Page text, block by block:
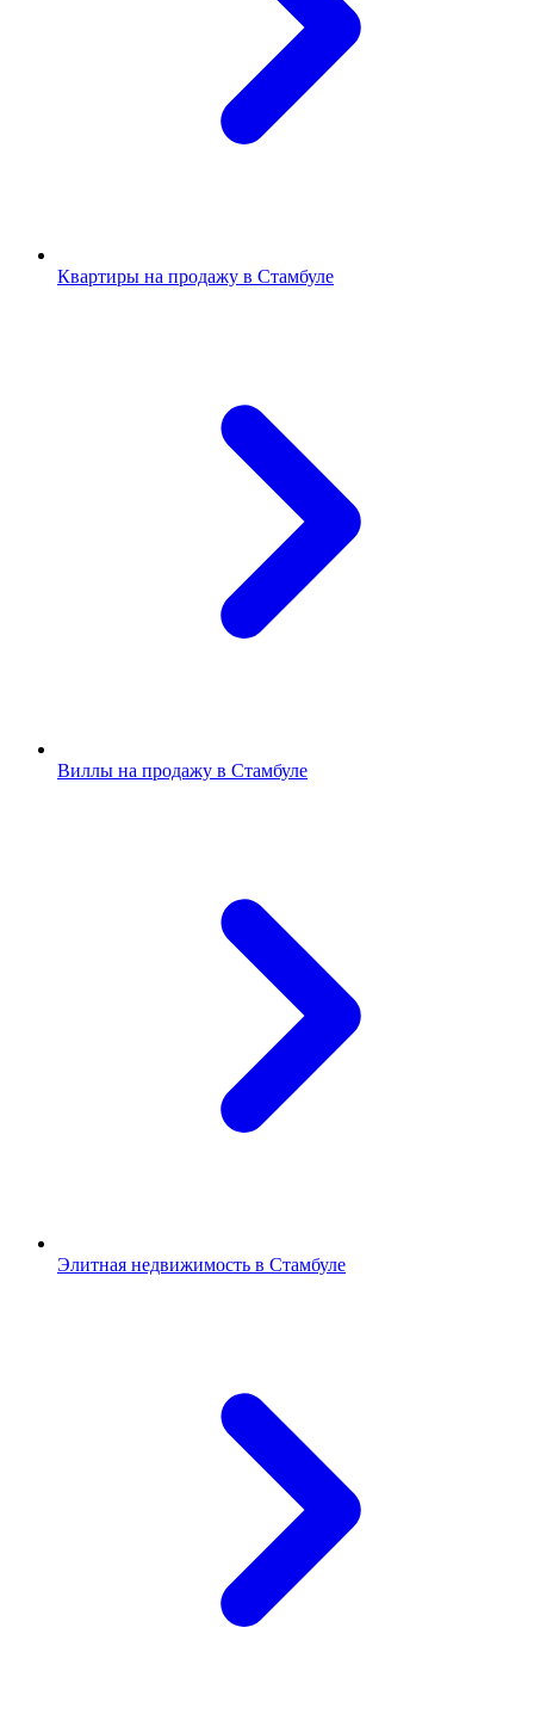
Квартиры на продажу в Стамбуле
Виллы на продажу в Стамбуле
Элитная недвижимость в Стамбуле